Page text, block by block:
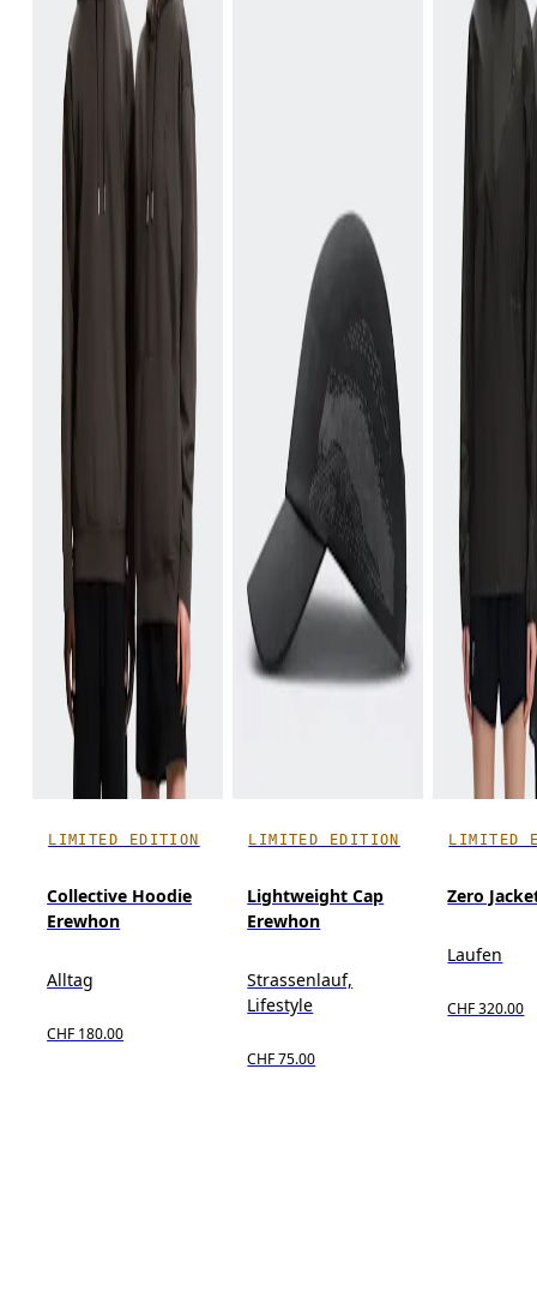
LIMITED EDITION
Collective Hoodie
Erewhon
Alltag
CHF 180.00
LIMITED EDITION
Lightweight Cap
Erewhon
Strassenlauf,
Lifestyle
CHF 75.00
LIMITED
Zero
Laufen
CHF 320.00